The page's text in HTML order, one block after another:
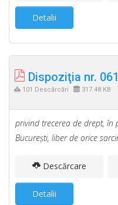
Detalii
Dispoziţia nr.
101 Descărcări 317.48 KB
privind trecerea de drept,
Bucureşti, liber de orice
Descărcare
Detalii